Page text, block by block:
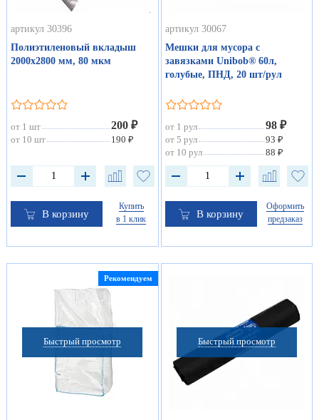
артикул 30396
Полиэтиленовый вкладыш
2000х2800 мм, 80 мкм
от 1 шт 200 ₽
от 10 шт 190 ₽
В корзину
Купить
в 1 клик
артикул 30067
Мешки для мусора с
завязками Unibob® 60л,
голубые, ПНД, 20 шт/рул
от 1 рул 98 ₽
от 5 рул
93 ₽
от 10 рул
88 ₽
В корзину
Оформить
предзаказ
Быстрый просмотр
Рекомендуем
Быстрый просмотр